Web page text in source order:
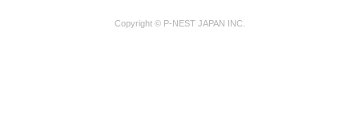
Copyright © P-NEST JAPAN INC.